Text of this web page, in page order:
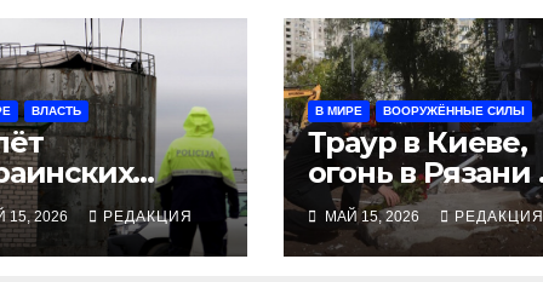
ВЛАСТЬ
столкнул
2026 РЕДАКЦИЯ
В МИРЕ ВООРУЖЁННЫЕ СИЛЫ
Траур в Киеве,
огонь в Рязани
Ейске
МАЙ 15, 2026 РЕДАКЦИЯ